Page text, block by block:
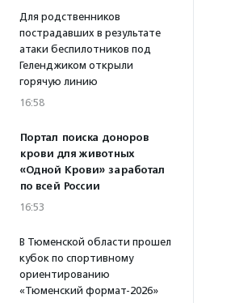
Для родственников
пострадавших в результате
атаки беспилотников под
Геленджиком открыли
горячую линию
16:58
Портал поиска доноров
крови для животных
«Одной Крови» заработал
по всей России
16:53
В Тюменской области прошел
кубок по спортивному
ориентированию
«Тюменский формат-2026»